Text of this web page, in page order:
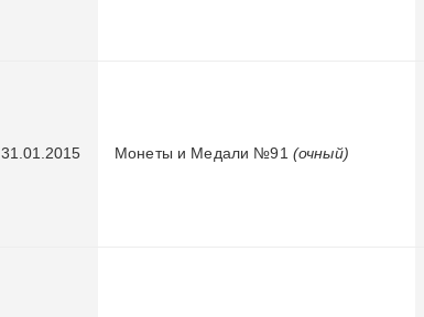
31.01.2015 Монеты и Медали №91 (очный)